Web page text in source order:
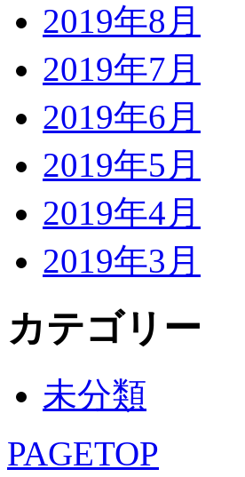
2019年8月
2019年7月
2019年6月
2019年5月
2019年4月
2019年3月
カテゴリー
未分類
PAGETOP